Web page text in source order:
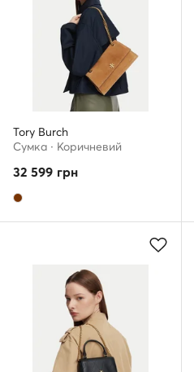
Tory Burch
Сумка · Коричневий
32 599 грн